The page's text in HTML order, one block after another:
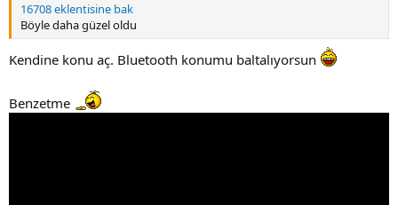
16708 eklentisine bak
Böyle daha güzel oldu
Kendine konu aç. Bluetooth konumu baltalıyorsun
Benzetme